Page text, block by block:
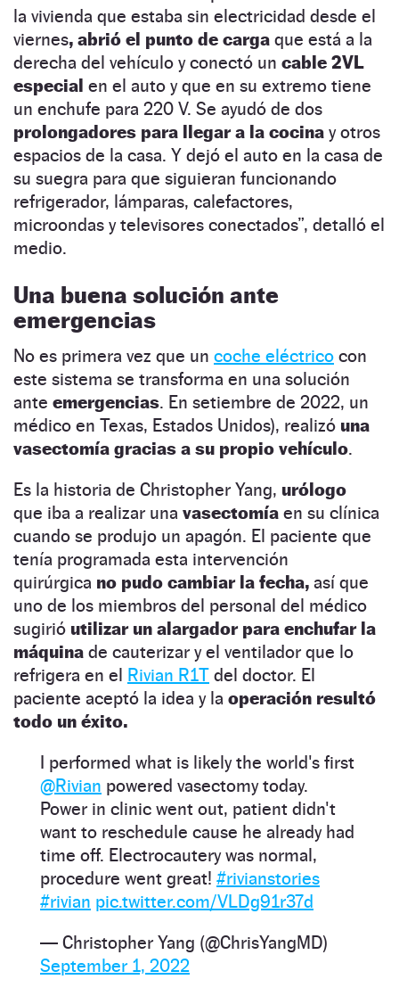
la vivienda que estaba sin electricidad desde el
viernes, abrió el punto de carga que está a la
derecha del vehículo y conectó un cable 2VL
especial en el auto y que en su extremo tiene
un enchufe para 220 V. Se ayudó de dos
prolongadores para llegar a la cocina y otros
espacios de la casa. Y dejó el auto en la casa de
su suegra para que siguieran funcionando
refrigerador, lámparas, calefactores,
microondas y televisores conectados”, detalló el
medio.
Una buena solución ante
emergencias
No es primera vez que un coche eléctrico con
este sistema se transforma en una solución
ante emergencias. En setiembre de 2022, un
médico en Texas, Estados Unidos), realizó una
vasectomía gracias a su propio vehículo.
Es la historia de Christopher Yang, urólogo
que iba a realizar una vasectomía en su clínica
cuando se produjo un apagón. El paciente que
tenía programada esta intervención
quirúrgica no pudo cambiar la fecha, así que
uno de los miembros del personal del médico
sugirió utilizar un alargador para enchufar la
máquina de cauterizar y el ventilador que lo
refrigera en el Rivian R1T del doctor. El
paciente aceptó la idea y la operación resultó
todo un éxito.
I performed what is likely the world's first
@Rivian powered vasectomy today.
Power in clinic went out, patient didn't
want to reschedule cause he already had
time off. Electrocautery was normal,
procedure went great! #rivianstories
#rivian pic.twitter.com/VLDg91r37d
— Christopher Yang (@ChrisYangMD)
September 1, 2022